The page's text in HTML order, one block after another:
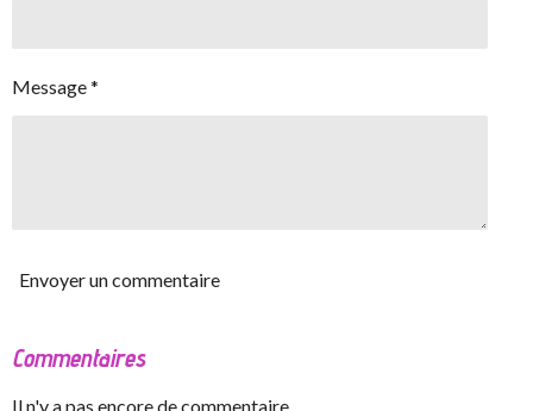
Message *
Envoyer un commentaire
Commentaires
Il n'y a pas encore de commentaire.